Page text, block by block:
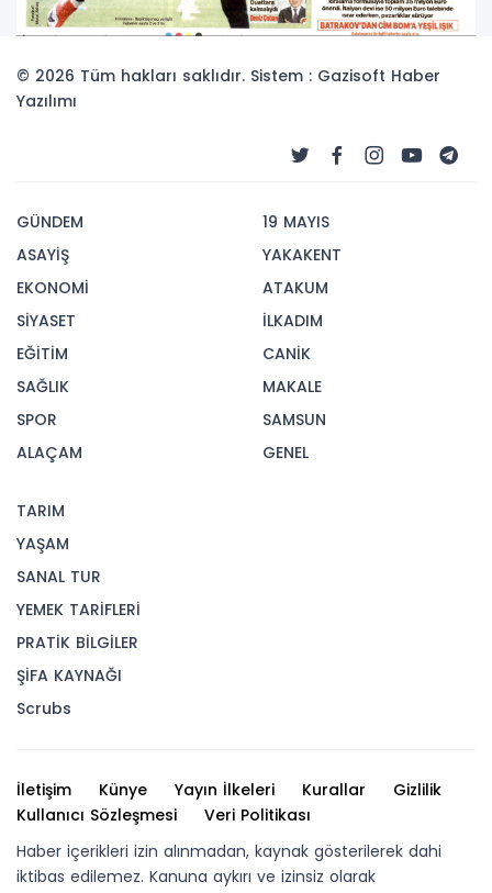
© 2026 Tüm hakları saklıdır. Sistem : Gazisoft Haber
Yazılımı
GÜNDEM
ASAYİŞ
EKONOMİ
SİYASET
EĞİTİM
SAĞLIK
SPOR
ALAÇAM
19 MAYIS
YAKAKENT
ATAKUM
İLKADIM
CANİK
MAKALE
SAMSUN
GENEL
TARIM
YAŞAM
SANAL TUR
YEMEK TARİFLERİ
PRATİK BİLGİLER
ŞİFA KAYNAĞI
Scrubs
İletişim Künye Yayın İlkeleri Kurallar
Gizlilik
Kullanıcı Sözleşmesi
Veri Politikası
Haber içerikleri izin alınmadan, kaynak gösterilerek dahi
iktibas edilemez. Kanuna aykırı ve izinsiz olarak